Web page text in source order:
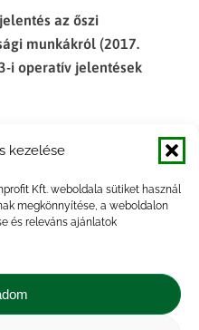
kezelése
Kft. weboldala sütiket használ
megkönnyítése, a weboldalon
és releváns ajánlatok
az őszi
munkákról (2017.
i operatív jelentések
az őszi
i operatív jelentések
munkákról (2009.
i operatív jelentések